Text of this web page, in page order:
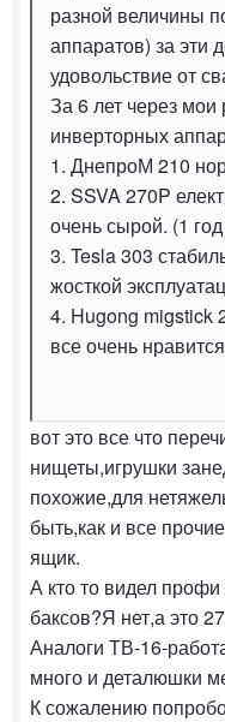
разной величины
аппаратов) за эти
удовольствие от
За 6 лет через
инверторных
1. ДнепроМ 210
2. SSVA 270P
очень сырой. (1
3. Tesla 303
жосткой
4. Hugong migstick
все очень
вот это все что
нищеты,игрушки
похожие,для
быть,как и все
ящик.
А кто то видел
баксов?Я нет,а это
Аналоги ТВ-16-
много и деталюшки
К сожалению